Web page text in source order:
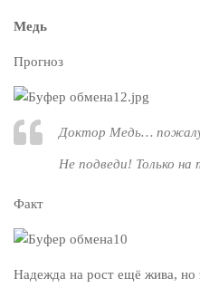
Медь
Прогноз
Доктор Медь…
Не подведи! Только
Факт
Надежда на рост ещё жива, но